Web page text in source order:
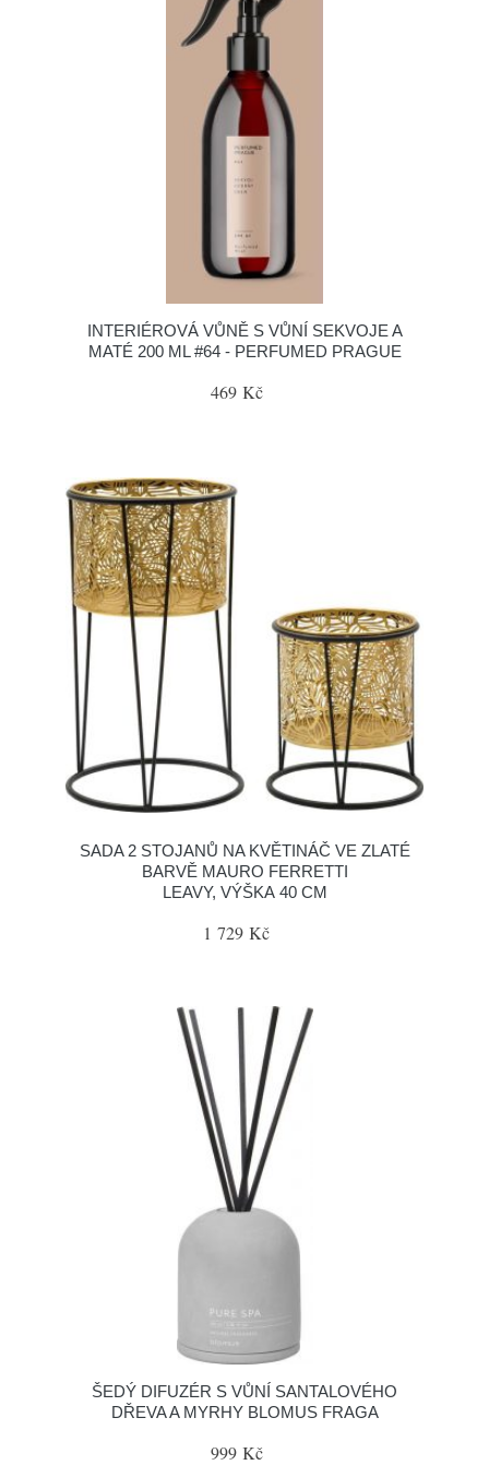
INTERIÉROVÁ VŮNĚ S VŮNÍ SEKVOJE A
MATÉ 200 ML #64 - PERFUMED PRAGUE
469 Kč
SADA 2 STOJANŮ NA KVĚTINÁČ VE ZLATÉ
BARVĚ MAURO FERRETTI
LEAVY, VÝŠKA 40 CM
1 729 Kč
ŠEDÝ DIFUZÉR S VŮNÍ SANTALOVÉHO
DŘEVA A MYRHY BLOMUS FRAGA
999 Kč